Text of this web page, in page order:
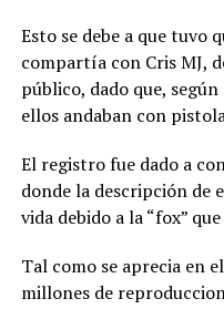
Esto se debe a que tuvo
compartía con Cris MJ,
público, dado que,
ellos andaban con
El registro fue dado a
donde la descripción de
vida debido a la “fox”
Tal como se aprecia en
millones de